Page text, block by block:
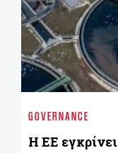
GOVERNANCE
Η ΕΕ